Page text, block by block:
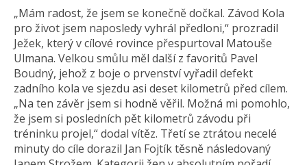
„Mám radost, že jsem se konečně dočkal. Závod Kola
pro život jsem naposledy vyhrál předloni,“ prozradil
Ježek, který v cílové rovince přespurtoval Matouše
Ulmana. Velkou smůlu měl další z favoritů Pavel
Boudný, jehož z boje o prvenství vyřadil defekt
zadního kola ve sjezdu asi deset kilometrů před cílem.
„Na ten závěr jsem si hodně věřil. Možná mi pomohlo,
že jsem si posledních pět kilometrů závodu při
tréninku projel,“ dodal vítěz. Třetí se ztrátou necelé
minuty do cíle dorazil Jan Fojtík těsně následovaný